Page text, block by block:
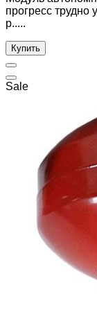
прогресс трудно
р.....
Купить
Sale